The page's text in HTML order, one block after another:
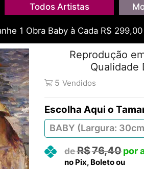
Todos Artistas
1 Obra Baby à Cada R$
Reprodução
Qualidade
5 Vendidos
R$76,40
no Pix, Boleto ou